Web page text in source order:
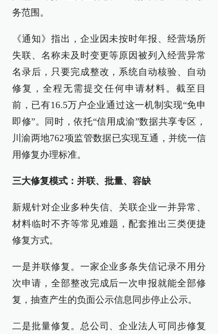
务范围。
《通知》指出，企业因未按时年报、经营场所
失联、名称未及时变更等原因被列入经营异常
名录后，只要完成整改，系统自动核验、自动
修复，全程无需提交任何申请材料。截至目
前，已有16.5万户企业通过这一机制实现“免申
即修”。同时，依托“信用成渝”数据共享专区，
川渝两地762项监管数据已实现互通，并统一信
用修复办理标准。
三大修复模式：并联、批量、容缺
新规针对企业多种失信、关联企业一并异常、
材料临时不齐等常见难题，配套推出三类便捷
修复方式。
一是并联修复。一家企业多条失信记录不用分
次申请，全部整改完成后一次申报就能全部修
复，抽查产生的负面公示信息同步停止公示。
二是批量修复。总公司、企业法人可同步修复